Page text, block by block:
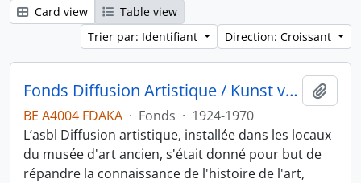
Card view
Table view
Trier par: Identifiant
Direction: Croissant
Fonds Diffusion Artistique / Kunst voor allen
BE A4004 FDAKA · Fonds · 1924-1970
L’asbl Diffusion artistique, installée dans les locaux
du musée d'art ancien, s'était donné pour but de
répandre la connaissance de l'histoire de l'art,